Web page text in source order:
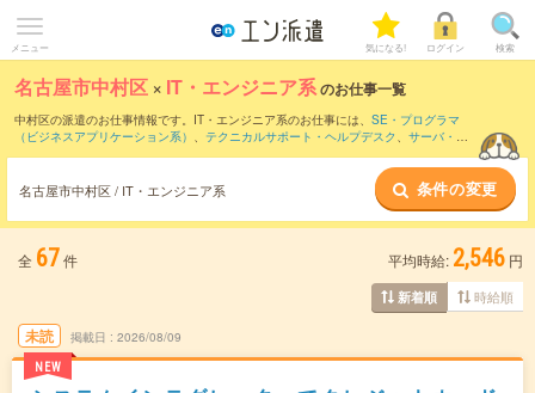
メニュー 気になる! ログイン 検索
名古屋市中村区 × IT・エンジニア系のお仕事一覧
中村区の派遣のお仕事情報です。IT・エンジニア系のお仕事には、 SE・プログラマ
（ビジネスアプリケーション系） 、 テクニカルサポート・ヘルプデスク 、 サーバ・ネ
名古屋市中村区 / IT・エンジニア系 条件の変更
全 67件 平均時給: 2,546 円
新着順 時給順
未読
NEW
掲載日 2026/08/09